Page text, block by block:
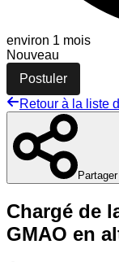
environ 1 mois
Nouveau
Postuler
Retour à la liste
Partager
Chargé de
GMAO en